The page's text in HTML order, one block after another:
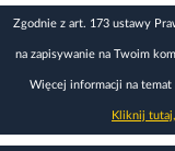
Zgodnie z art. 173 ustawy
na zapisywanie na Twoim
Więcej informacji na
Kliknij